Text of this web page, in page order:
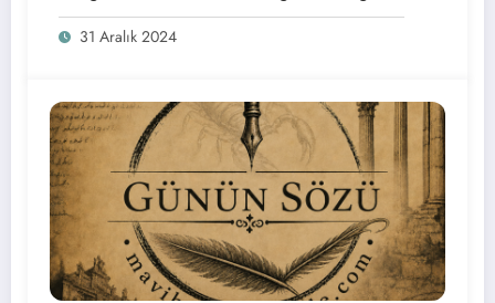
son yıldı. Herkese bol şans…
31 Aralık 2024